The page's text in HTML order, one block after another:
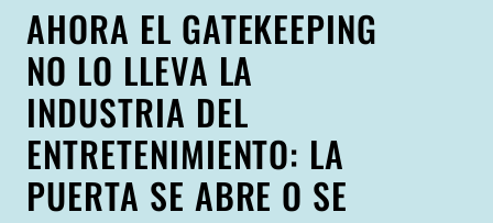
AHORA EL GATEKEEPING
NO LO LLEVA LA
INDUSTRIA DEL
ENTRETENIMIENTO: LA
PUERTA SE ABRE O SE